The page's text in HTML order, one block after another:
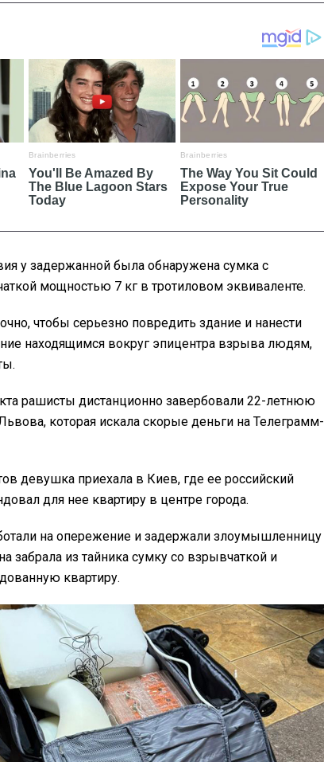
у задержанной была обнаружена сумка с
мощностью 7 кг в тротиловом эквиваленте.
чтобы серьезно повредить здание и нанести
находящимся вокруг эпицентра взрыва людям,
рашисты дистанционно завербовали 22-летнюю
которая искала скорые деньги на Телеграмм-
девушка приехала в Киев, где ее российский
для нее квартиру в центре города.
на опережение и задержали злоумышленницу
забрала из тайника сумку со взрывчаткой и
квартиру.